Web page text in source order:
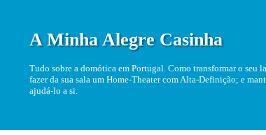
A Minha Alegre Casinha
Tudo sobre a domótica em Portugal. Como transformar o seu
fazer da sua sala um Home-Theater com Alta-Definição; e
ajudá-lo a si.